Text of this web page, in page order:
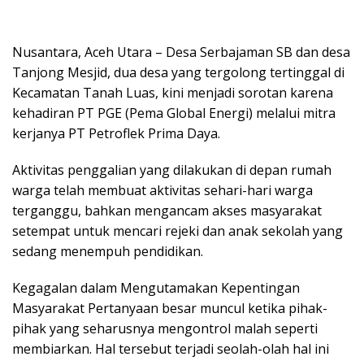
Nusantara, Aceh Utara – Desa Serbajaman SB dan desa
Tanjong Mesjid, dua desa yang tergolong tertinggal di
Kecamatan Tanah Luas, kini menjadi sorotan karena
kehadiran PT PGE (Pema Global Energi) melalui mitra
kerjanya PT Petroflek Prima Daya.
Aktivitas penggalian yang dilakukan di depan rumah
warga telah membuat aktivitas sehari-hari warga
terganggu, bahkan mengancam akses masyarakat
setempat untuk mencari rejeki dan anak sekolah yang
sedang menempuh pendidikan.
Kegagalan dalam Mengutamakan Kepentingan
Masyarakat Pertanyaan besar muncul ketika pihak-
pihak yang seharusnya mengontrol malah seperti
membiarkan. Hal tersebut terjadi seolah-olah hal ini